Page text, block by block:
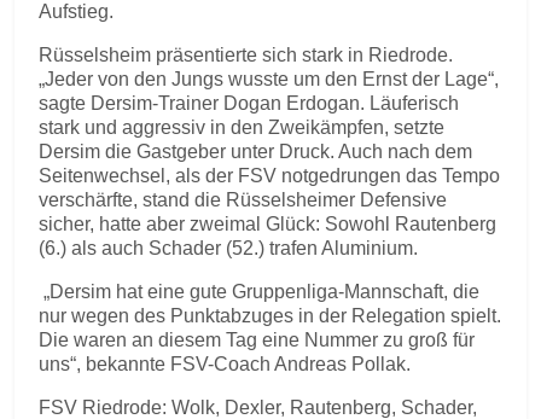
Aufstieg.
Rüsselsheim präsentierte sich stark in Riedrode.
„Jeder von den Jungs wusste um den Ernst der Lage“,
sagte Dersim-Trainer Dogan Erdogan. Läuferisch
stark und aggressiv in den Zweikämpfen, setzte
Dersim die Gastgeber unter Druck. Auch nach dem
Seitenwechsel, als der FSV notgedrungen das Tempo
verschärfte, stand die Rüsselsheimer Defensive
sicher, hatte aber zweimal Glück: Sowohl Rautenberg
(6.) als auch Schader (52.) trafen Aluminium.
„Dersim hat eine gute Gruppenliga-Mannschaft, die
nur wegen des Punktabzuges in der Relegation spielt.
Die waren an diesem Tag eine Nummer zu groß für
uns“, bekannte FSV-Coach Andreas Pollak.
FSV Riedrode: Wolk, Dexler, Rautenberg, Schader,